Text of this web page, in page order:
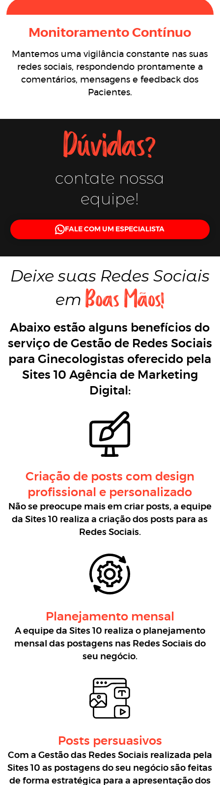
Monitoramento Contínuo
Mantemos uma vigilância constante nas suas
redes sociais, respondendo prontamente a
comentários, mensagens e feedback dos
Pacientes.
Dúvidas?
contate nossa
equipe!
FALE COM UM ESPECIALISTA
Deixe suas Redes Sociais
em Boas Mãos!
Abaixo estão alguns benefícios do
serviço de Gestão de Redes Sociais
para Ginecologistas oferecido pela
Sites 10 Agência de Marketing
Digital:
Criação de posts com design
profissional e personalizado
Não se preocupe mais em criar posts, a equipe
da Sites 10 realiza a criação dos posts para as
Redes Sociais.
Planejamento mensal
A equipe da Sites 10 realiza o planejamento
mensal das postagens nas Redes Sociais do
seu negócio.
Posts persuasivos
Com a Gestão das Redes Sociais realizada pela
Sites 10 as postagens do seu negócio são feitas
de forma estratégica para a apresentação dos